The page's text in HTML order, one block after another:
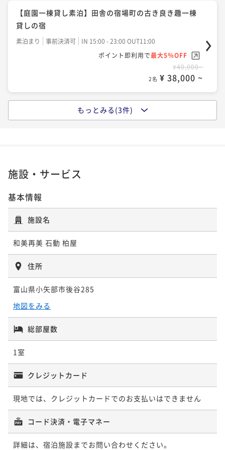
【庭園一棟貸し素泊】田舎の宿場町の古き良き趣一棟
貸しの宿
素泊まり 事前決済可
IN 15:00 - 23:00 OUT11:00
ポイント即利用で最大5％OFF
¥40,000~
2名 ¥ 38,000 ~
【食事付一棟貸し】地域に根ざしたおもてなし地元仕
【庭園一棟貸し素泊連泊割】北陸観光の拠点に最適な
素泊まり 事前決済可
¥ 66,500 ~
【富山湾鮨付】海の恵み、職人の技で味わう贅沢
夕食付き 事前決済可
もっとみる(3件)
施設・サービス
基本情報
施設名
和美再美 石動 柏屋
住所
富山県小矢部市後谷285
地図をみる
総部屋数
1室
クレジットカード
現地では、クレジットカードでのお支払いはできません
コード決済・電子マネー
詳細は、宿泊施設までお問い合わせください。